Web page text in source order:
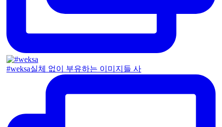
#weksa실체 없이 부유하는 이미지들 사